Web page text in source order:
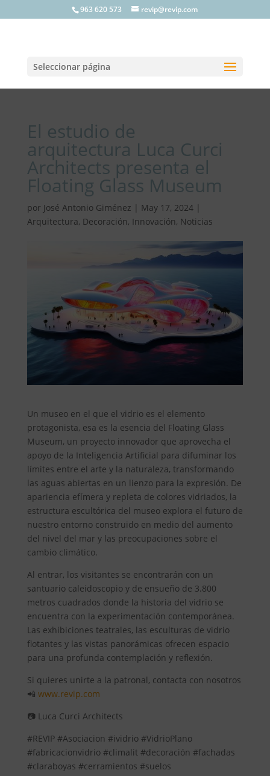
963 620 573 revip@revip.com
Seleccionar página
El estudio de
arquitectura Luca Curci
Architects presenta el
Floating Glass Museum
por José Antonio Giménez | May 17, 2024|
Arquitectura, Decoración, Innovación, Noticias
Un museo en el que el vidrio es el elemento
protagonista, esa es la esencia del Floating Glass
Museum, un proyecto innovador que aprovecha el
apoyo de la Inteligencia Artificial para difuminar los
límites entre el arte y la naturaleza, transformando
las aguas abiertas en un lienzo para la expresión. De
apariencia efímera y repleta de colores vidriados, la
estructura escultórica del museo explora el futuro de
nuestro entorno construido en medio del aumento
del nivel del mar y las preocupaciones sobre el
cambio climático.
Al entrar, los visitantes se encontrarán con un
santuario caleidoscopio y de ensueño de 3.800
metros cuadrados donde la historia del vidrio se
encuentra con la experimentación contemporánea.
Las exhibiciones teatrales, las esculturas de vidrio
flotantes y las vistas panorámicas ofrecen espacio
para una profunda contemplación y reflexión.
Si quieres unirte a la patronal, contacta con nosotros
📲 www.revip.com
📷 Luca Curci Architects
#REVIP #Asociacion #ividrio #VidrioPlano
#fabricacionvidrio #climalit #decoración #fachadas
#claraboyas #cerramientos #suelos